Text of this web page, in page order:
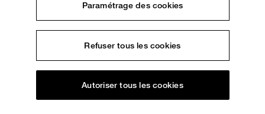
Paramétrage des cookies
Refuser tous les cookies
Autoriser tous les cookies